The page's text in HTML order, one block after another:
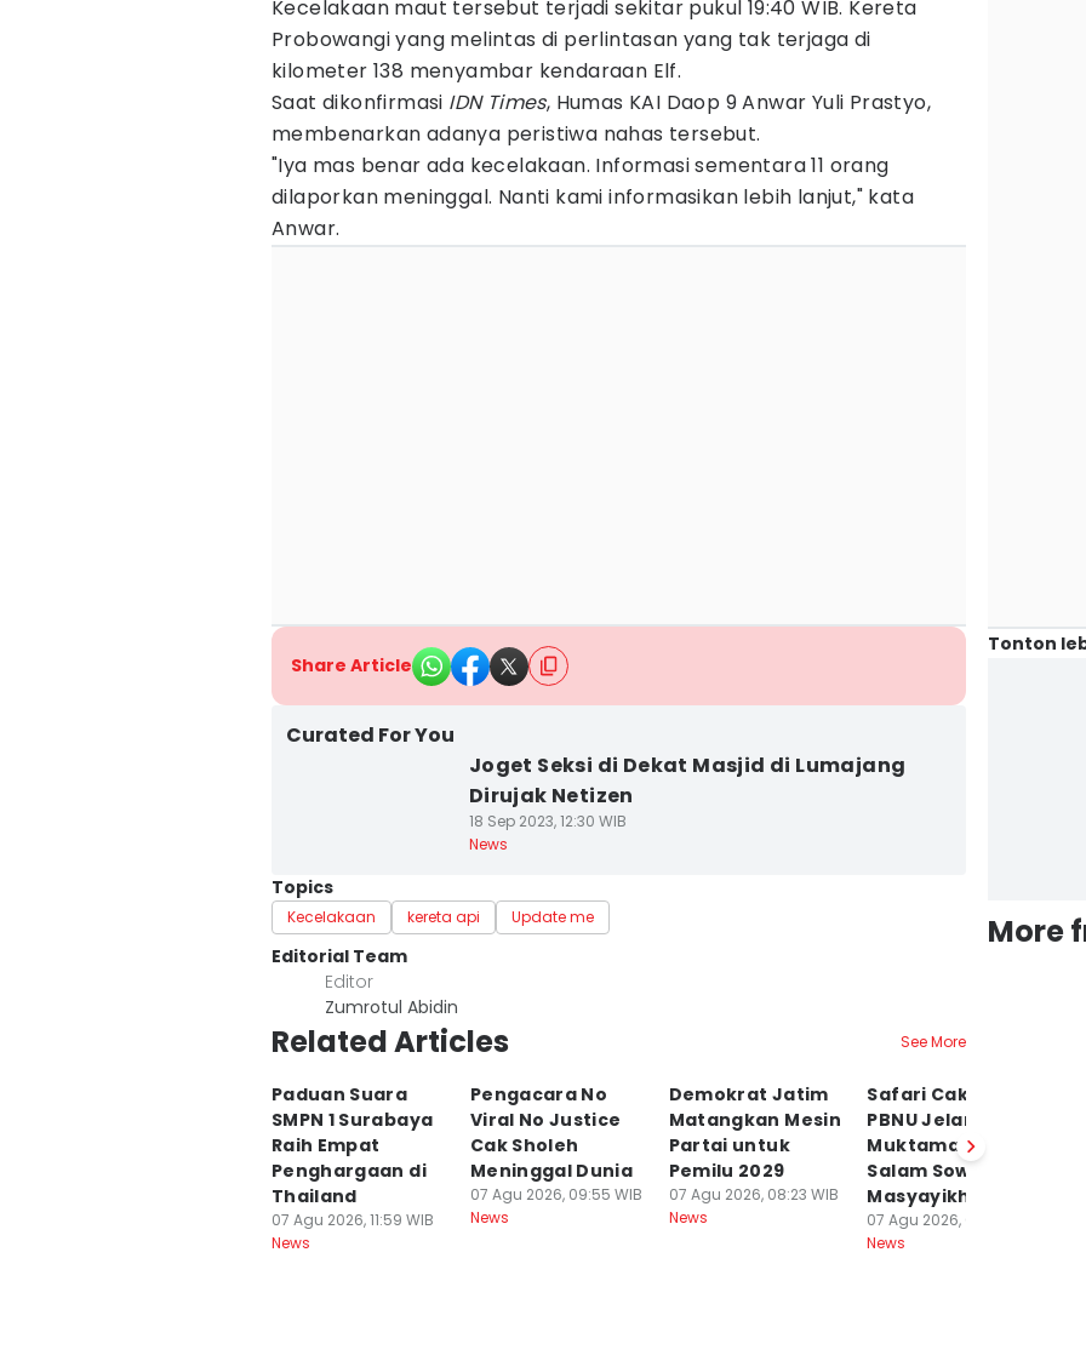
Kecelakaan maut tersebut terjadi sekitar pukul 19:40 WIB. Kereta
Probowangi yang melintas di perlintasan yang tak terjaga di
kilometer 138 menyambar kendaraan Elf.
Saat dikonfirmasi IDN Times, Humas KAI Daop 9 Anwar Yuli Prastyo,
membenarkan adanya peristiwa nahas tersebut.
"Iya mas benar ada kecelakaan. Informasi sementara 11 orang
dilaporkan meninggal. Nanti kami informasikan lebih lanjut," kata
Anwar.
Share Article
Curated For You
Joget Seksi di Dekat Masjid di Lumajang
Dirujak Netizen
18 Sep 2023, 12:30 WIB
News
Topics
Kecelakaan kereta api Update me
Editorial Team
Editor
Zumrotul Abidin
Related Articles See More
Paduan Suara
SMPN 1 Surabaya
Raih Empat
Penghargaan di
Thailand
07 Agu 2026, 11:59 WIB
News
Pengacara No
Viral No Justice
Cak Sholeh
Meninggal Dunia
07 Agu 2026, 09:55 WIB
News
Demokrat Jatim
Matangkan Mesin
Partai untuk
Pemilu 2029
07 Agu 2026, 08:23 WIB
News
Safari Caketum
PBNU Jelang
Muktamar, Gus
Salam Sowan
Masyayikh
07 Agu 2026, 08:21 WIB
News
Tonton
More